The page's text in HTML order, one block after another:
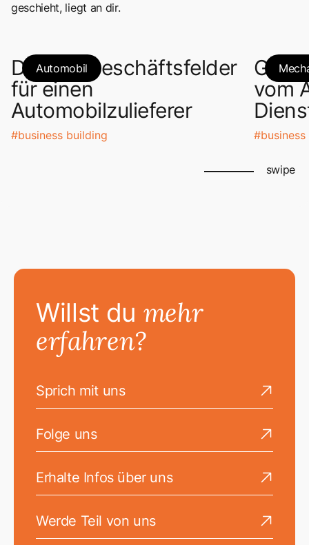
geschieht, liegt an dir.
Automobil
Digitale Geschäftsfelder
für einen
Automobilzulieferer
#business building
vom
#
swipe
Willst du mehr
erfahren?
Sprich mit uns
Go to the Sprich mit uns page
Folge uns
Go to the Folge uns page
Erhalte Infos über uns
Go to the Erhalte Infos über uns page
Werde Teil von uns
Go to the Werde Teil von uns page